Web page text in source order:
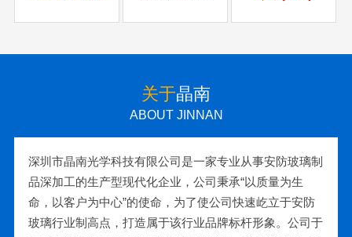
关于晶南
ABOUT JINNAN
深圳市晶南光学科技有限公司是一家专业从事安防玻璃制
品深加工的生产型现代化企业，公司秉承“以质量为生
命，以客户为中心”的使命，为了使公司快速屹立于安防
玻璃行业制高点，打造属于该行业品牌标杆形象。公司于